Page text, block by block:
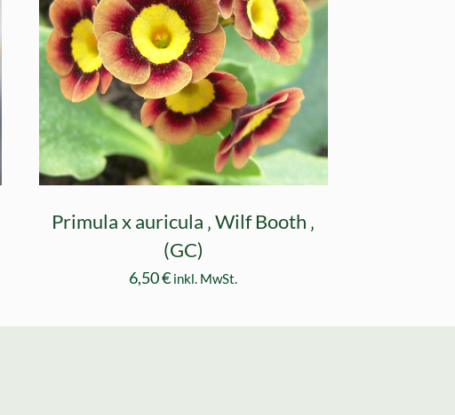
Primula x auricula ‚ Wilf Booth ‚
(GC)
6,50€ inkl. MwSt.